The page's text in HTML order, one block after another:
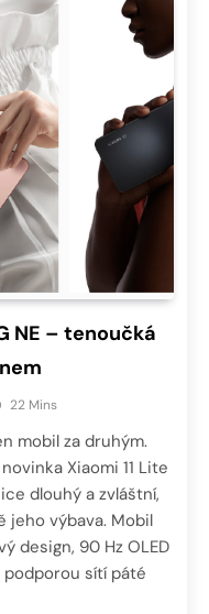
NE – tenoučká
22 Mins
mobil za druhým.
Xiaomi 11 Lite
dlouhý a zvláštní,
jeho výbava. Mobil
design, 90 Hz OLED
sítí páté